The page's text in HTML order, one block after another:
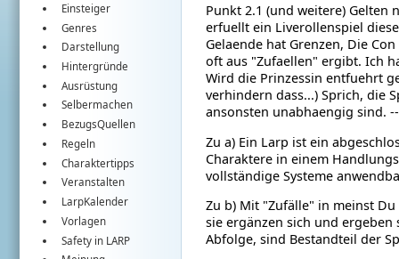
Einsteiger
Genres
Darstellung
Hintergründe
Ausrüstung
Selbermachen
BezugsQuellen
Regeln
Charaktertipps
Veranstalten
LarpKalender
Vorlagen
Safety in LARP
Punkt 2.1 (und weitere) Gelten
erfuellt ein Liverollenspiel
Gelaende hat Grenzen, Die
oft aus "Zufaellen" ergibt. Ich
Wird die Prinzessin entfuehrt
verhindern dass...) Sprich, die
ansonsten unabhaengig sind.
Zu a) Ein Larp ist ein
Charaktere in einem
vollständige Systeme
Zu b) Mit "Zufälle" in meinst
sie ergänzen sich und
Abfolge, sind Bestandteil der